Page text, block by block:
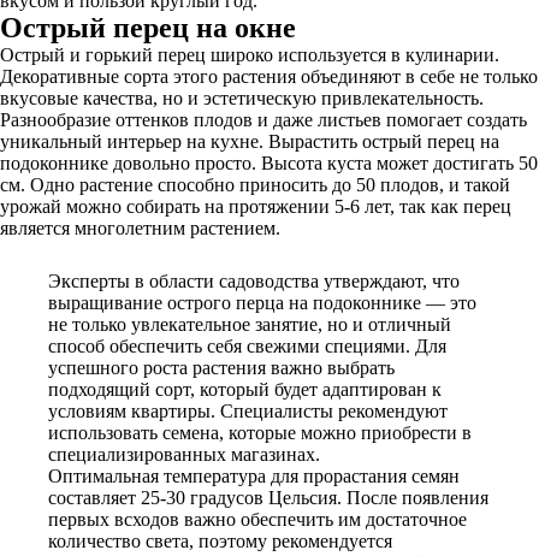
Острый перец на окне
Острый и горький перец широко используется в кулинарии.
Декоративные сорта этого растения объединяют в себе не только
вкусовые качества, но и эстетическую привлекательность.
Разнообразие оттенков плодов и даже листьев помогает создать
уникальный интерьер на кухне. Вырастить острый перец на
подоконнике довольно просто. Высота куста может достигать 50
см. Одно растение способно приносить до 50 плодов, и такой
урожай можно собирать на протяжении 5-6 лет, так как перец
является многолетним растением.
Эксперты в области садоводства утверждают, что
выращивание острого перца на подоконнике — это
не только увлекательное занятие, но и отличный
способ обеспечить себя свежими специями. Для
успешного роста растения важно выбрать
подходящий сорт, который будет адаптирован к
условиям квартиры. Специалисты рекомендуют
использовать семена, которые можно приобрести в
специализированных магазинах.
Оптимальная температура для прорастания семян
составляет 25-30 градусов Цельсия. После появления
первых всходов важно обеспечить им достаточное
количество света, поэтому рекомендуется